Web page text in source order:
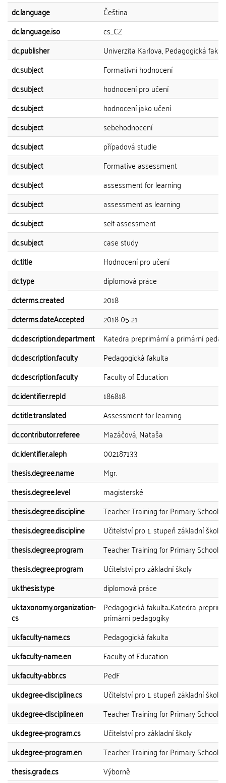
dc.language
Čeština
dc.language.iso
cs_CZ
dc.publisher
Univerzita Karlova, Pedagogická
dc.subject
Formativní hodnocení
dc.subject
hodnocení pro učení
dc.subject
hodnocení jako učení
dc.subject
sebehodnocení
dc.subject
případová studie
dc.subject
Formative assessment
dc.subject
assessment for learning
dc.subject
assessment as learning
dc.subject
self-assessment
dc.subject
case study
dc.title
Hodnocení pro učení
dc.type
diplomová práce
dcterms.created
2018
dcterms.dateAccepted
2018-05-21
dc.description.department
Katedra preprimární a primární
dc.description.faculty
Pedagogická fakulta
dc.description.faculty
Faculty of Education
dc.identifier.repId
186818
dc.title.translated
Assessment for learning
dc.contributor.referee
Mazáčová, Nataša
dc.identifier.aleph
002187133
thesis.degree.name
Mgr.
thesis.degree.level
magisterské
thesis.degree.discipline
Teacher Training for Primary Schools
thesis.degree.discipline
Učitelství pro 1. stupeň základní školy
thesis.degree.program
Teacher Training for Primary Schools
thesis.degree.program
Učitelství pro základní školy
uk.thesis.type
diplomová práce
uk.taxonomy.organization-
cs
Pedagogická fakulta::Katedra
primární pedagogiky
uk.faculty-name.cs
Pedagogická fakulta
uk.faculty-name.en
Faculty of Education
uk.faculty-abbr.cs
PedF
uk.degree-discipline.cs
Učitelství pro 1. stupeň základní školy
uk.degree-discipline.en
Teacher Training for Primary Schools
uk.degree-program.cs
Učitelství pro základní školy
uk.degree-program.en
Teacher Training for Primary Schools
thesis.grade.cs
Výborně